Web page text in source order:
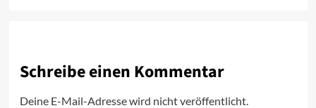
Schreibe einen Kommentar
Deine E-Mail-Adresse wird nicht veröffentlicht.